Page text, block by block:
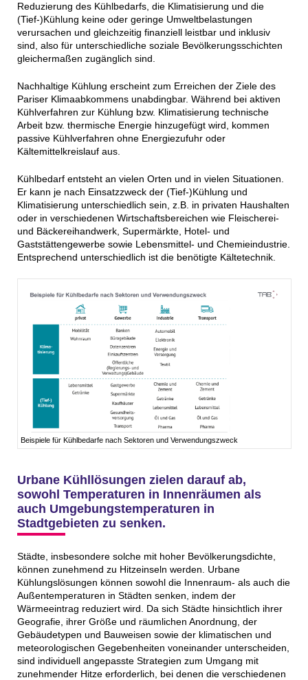
Reduzierung des Kühlbedarfs, die Klimatisierung und die
(Tief-)Kühlung keine oder geringe Umweltbelastungen
verursachen und gleichzeitig finanziell leistbar und inklusiv
sind, also für unterschiedliche soziale Bevölkerungsschichten
gleichermaßen zugänglich sind.
Nachhaltige Kühlung erscheint zum Erreichen der Ziele des
Pariser Klimaabkommens unabdingbar. Während bei aktiven
Kühlverfahren zur Kühlung bzw. Klimatisierung technische
Arbeit bzw. thermische Energie hinzugefügt wird, kommen
passive Kühlverfahren ohne Energiezufuhr oder
Kältemittelkreislauf aus.
Kühlbedarf entsteht an vielen Orten und in vielen Situationen.
Er kann je nach Einsatzzweck der (Tief-)Kühlung und
Klimatisierung unterschiedlich sein, z.B. in privaten Haushalten
oder in verschiedenen Wirtschaftsbereichen wie Fleischerei-
und Bäckereihandwerk, Supermärkte, Hotel- und
Gaststättengewerbe sowie Lebensmittel- und Chemieindustrie.
Entsprechend unterschiedlich ist die benötigte Kältetechnik.
Beispiele für Kühlbedarfe nach Sektoren und Verwendungszweck
Urbane Kühllösungen zielen darauf ab,
sowohl Temperaturen in Innenräumen als
auch Umgebungstemperaturen in
Stadtgebieten zu senken.
Städte, insbesondere solche mit hoher Bevölkerungsdichte,
können zunehmend zu Hitzeinseln werden. Urbane
Kühlungslösungen können sowohl die Innenraum- als auch die
Außentemperaturen in Städten senken, indem der
Wärmeeintrag reduziert wird. Da sich Städte hinsichtlich ihrer
Geografie, ihrer Größe und räumlichen Anordnung, der
Gebäudetypen und Bauweisen sowie der klimatischen und
meteorologischen Gegebenheiten voneinander unterscheiden,
sind individuell angepasste Strategien zum Umgang mit
zunehmender Hitze erforderlich, bei denen die verschiedenen